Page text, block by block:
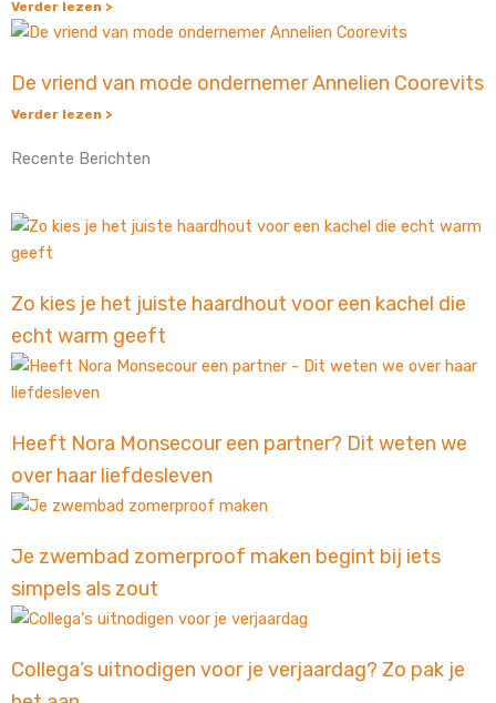
Verder lezen >
De vriend van mode ondernemer Annelien Coorevits
Verder lezen >
Recente Berichten
Zo kies je het juiste haardhout voor een kachel die
echt warm geeft
Heeft Nora Monsecour een partner? Dit weten we
over haar liefdesleven
Je zwembad zomerproof maken begint bij iets
simpels als zout
Collega’s uitnodigen voor je verjaardag? Zo pak je